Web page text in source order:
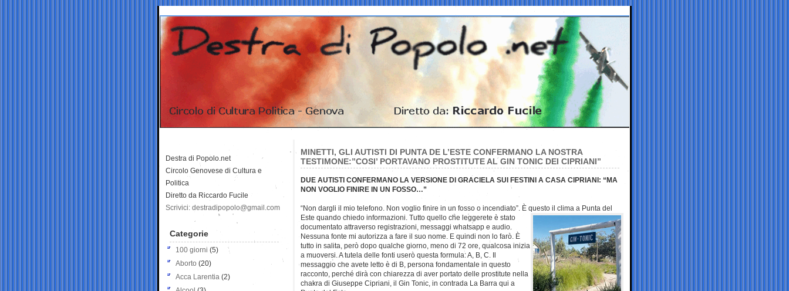
MINETTI, GLI AUTISTI DI PUNTA DE L’ESTE CONFERMANO LA NOSTRA
TESTIMONE:”COSI’ PORTAVANO PROSTITUTE AL GIN TONIC DEI CIPRIANI”
DUE AUTISTI CONFERMANO LA VERSIONE DI GRACIELA SUI FESTINI A CASA CIPRIANI: “MA
NON VOGLIO FINIRE IN UN FOSSO…”
“Non dargli il mio telefono. Non voglio finire in un fosso o incendiato”. È questo il clima a Punta del
Este quando chiedo informazioni. Tutto quello che leggerete è stato
documentato attraverso registrazioni, messaggi whatsapp e audio.
Nessuna fonte mi autorizza a fare il suo nome. E quindi non lo farò. È
tutto in salita, però dopo qualche giorno, meno di 72 ore, qualcosa inizia
a muoversi. A tutela delle fonti userò questa formula: A, B, C. Il
messaggio che avete letto è di B, persona fondamentale in questo
racconto, perché dirà con chiarezza di aver portato delle prostitute nella
chakra di Giuseppe Cipriani, il Gin Tonic, in contrada La Barra qui a
Destra di Popolo.net
Circolo Genovese di Cultura e
Politica
Diretto da Riccardo Fucile
Scrivici: destradipopolo@gmail.com
Categorie
100 giorni (5)
Aborto (20)
Acca Larentia (2)